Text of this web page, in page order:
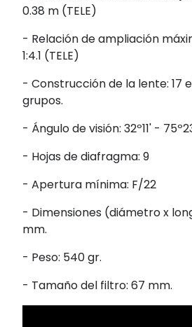
0.38 m (TELE)
- Relación de ampliación
1:4.1 (TELE)
- Construcción de la lente: 17
grupos.
- Ángulo de visión: 32º11' -
- Hojas de diafragma: 9
- Apertura mínima: F/22
- Dimensiones (diámetro x
mm.
- Peso: 540 gr.
- Tamaño del filtro: 67 mm.